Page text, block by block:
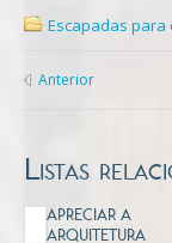
Escapadas para
Anterior
Listas
APRECIAR A
ARQUITETURA